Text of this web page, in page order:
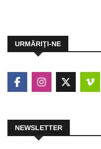
URMĂRIŢI-NE
NEWSLETTER